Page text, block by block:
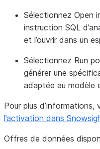
Sélectionnez Open
instruction SQL
et l’ouvrir dans un
Sélectionnez Run
générer une
adaptée au
Pour plus d’informations,
l’activation dans
Offres de données